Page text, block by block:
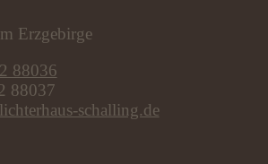
Erzgebirge
88036
88037
schalling.de